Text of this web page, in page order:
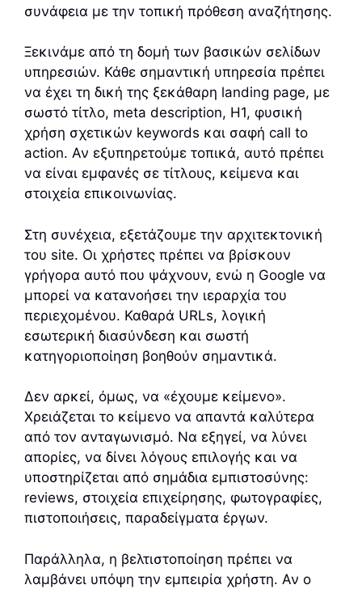
συνάφεια με την τοπική πρόθεση αναζήτησης.
Ξεκινάμε από τη δομή των βασικών σελίδων
υπηρεσιών. Κάθε σημαντική υπηρεσία πρέπει
να έχει τη δική της ξεκάθαρη landing page, με
σωστό τίτλο, meta description, H1, φυσική
χρήση σχετικών keywords και σαφή call to
action. Αν εξυπηρετούμε τοπικά, αυτό πρέπει
να είναι εμφανές σε τίτλους, κείμενα και
στοιχεία επικοινωνίας.
Στη συνέχεια, εξετάζουμε την αρχιτεκτονική
του site. Οι χρήστες πρέπει να βρίσκουν
γρήγορα αυτό που ψάχνουν, ενώ η Google να
μπορεί να κατανοήσει την ιεραρχία του
περιεχομένου. Καθαρά URLs, λογική
εσωτερική διασύνδεση και σωστή
κατηγοριοποίηση βοηθούν σημαντικά.
Δεν αρκεί, όμως, να «έχουμε κείμενο».
Χρειάζεται το κείμενο να απαντά καλύτερα
από τον ανταγωνισμό. Να εξηγεί, να λύνει
απορίες, να δίνει λόγους επιλογής και να
υποστηρίζεται από σημάδια εμπιστοσύνης:
reviews, στοιχεία επιχείρησης, φωτογραφίες,
πιστοποιήσεις, παραδείγματα έργων.
Παράλληλα, η βελτιστοποίηση πρέπει να
λαμβάνει υπόψη την εμπειρία χρήστη. Αν ο